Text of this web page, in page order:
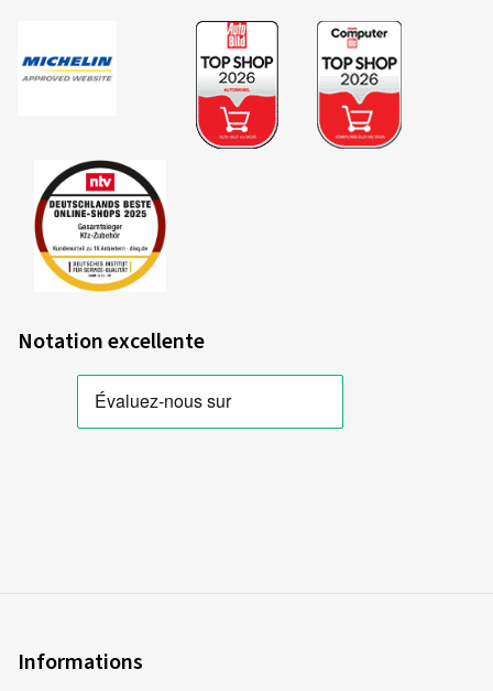
Notation excellente
Informations